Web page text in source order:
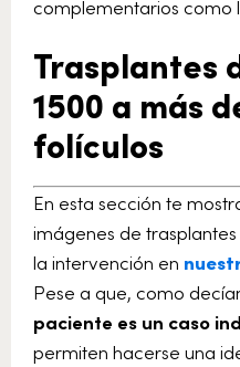
complementarios como
Trasplantes
1500 a más
folículos
En esta sección te
imágenes de
la intervención en
Pese a que, como
paciente es un caso
permiten hacerse una